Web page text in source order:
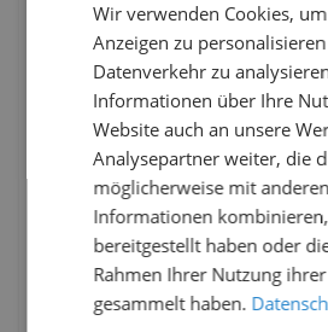
Wir verwenden Cookies,
Anzeigen zu
Datenverkehr zu
Informationen über Ihre
Website auch an unsere
Analysepartner weiter, die
möglicherweise mit anderen
Informationen
bereitgestellt haben oder
Rahmen Ihrer Nutzung
gesammelt haben.